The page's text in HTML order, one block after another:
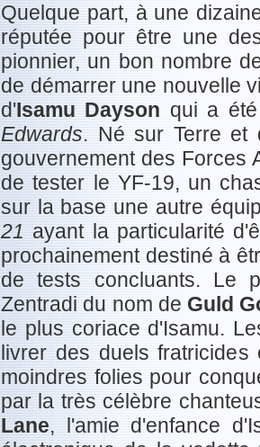
Quelque part, à une
réputée pour être une
pionnier, un bon nombre
de démarrer une nouvelle
d'Isamu Dayson qui a
Edwards. Né sur Terre et
gouvernement des Forces
de tester le YF-19, un
sur la base une autre
21 ayant la particularité
prochainement destiné à
de tests concluants. Le
Zentradi du nom de Guld
le plus coriace d'Isamu.
livrer des duels
moindres folies pour
par la très célèbre
Lane, l'amie d'enfance